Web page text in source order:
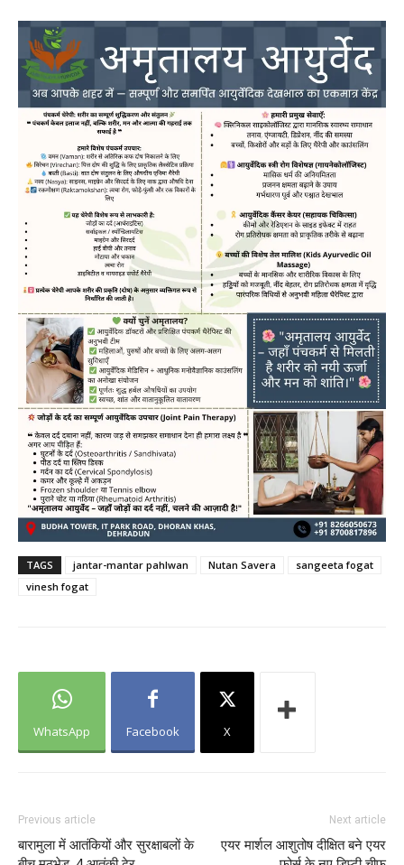
TAGS jantar-mantar pahlwan Nutan Savera
sangeeta fogat
vinesh fogat
WhatsApp Facebook X
Previous article
बारामुला में आतंकियों और सुरक्षाबलों के
Next article
एयर मार्शल आशुतोष दीक्षित बने एयर